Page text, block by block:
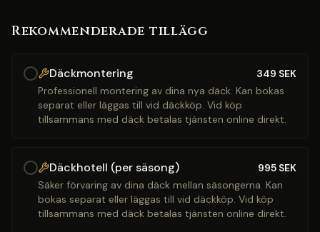
Rekommenderade tillägg
Däckmontering 349 SEK
Professionell montering av dina nya däck. Kan bokas
separat eller läggas till vid däckköp. Vid köp
tillsammans med däck betalas tjänsten online direkt.
Däckhotell (per säsong) 995 SEK
Säker förvaring av dina däck mellan säsongerna. Kan
bokas separat eller läggas till vid däckköp. Vid köp
tillsammans med däck betalas tjänsten online direkt.